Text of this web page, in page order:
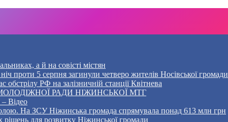
а й на совісті містян
проти 5 серпня загинули четверо жителів Носівської громади
РФ на залізничній станції Квітнева
РАДИ НІЖИНСЬКОЇ МТГ
Відео
На ЗСУ Ніжинська громада спрямувала понад 613 млн грн
для розвитку Ніжинської громади